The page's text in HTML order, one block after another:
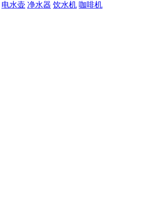
电水壶 净水器 饮水机 咖啡机